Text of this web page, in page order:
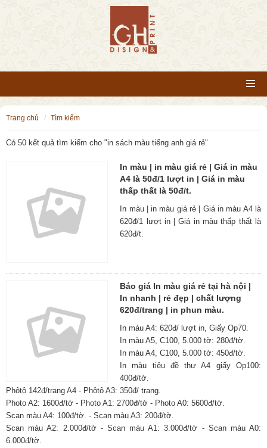
trang chủ tìm kiếm
Có 50 kết quả tìm kiếm cho "in sách màu tiếng anh giá rẻ"
In màu | in màu giá rẻ | Giá in màu
A4 là 50đ/1 lượt in | Giá in màu
thấp thất là 50đ/t.
In màu | in màu giá rẻ | Giá in màu A4 là
620đ/1 lượt in | Giá in màu thấp thất là
620đ/t.
Báo giá In màu giá rẻ tại hà nội |
In nhanh | rẻ đẹp | chất lượng
620đ/trang | in phun màu.
In màu A4: 620đ/ lượt in, Giấy Op70.
In màu A5, C100, 5.000 tờ: 280đ/tờ.
In màu A4, C100, 5.000 tờ: 450đ/tờ.
In màu tiêu đề thư A4 giấy Op100:
400đ/tờ.
Phôtô 142đ/trang A4 - Phôtô A3: 350đ/ trang.
Photo A2: 1600đ/tờ - Photo A1: 2700đ/tờ - Photo A0: 5600đ/tờ.
Scan màu A4: 100đ/tờ. - Scan màu A3: 200đ/tờ.
Scan màu A2: 2.000đ/tờ - Scan màu A1: 3.000đ/tờ - Scan màu A0:
6.000đ/tờ.